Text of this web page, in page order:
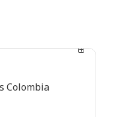
Colombia